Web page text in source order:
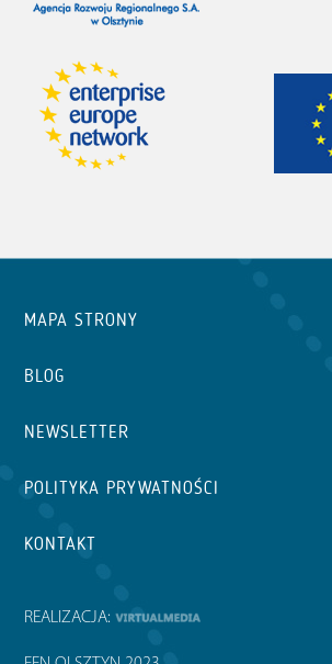
MAPA STRONY
BLOG
NEWSLETTER
POLITYKA PRYWATNOŚCI
KONTAKT
REALIZACJA: